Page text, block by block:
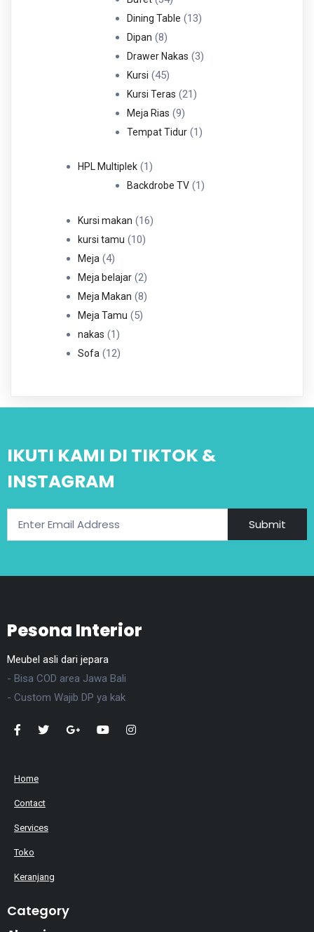
Produk
Dining Table 1313
Dipan 88
Produk
Drawer Nakas 33
Kursi 4545
Produk
Kursi Teras 2121
Meja Rias 99
Produk
Tempat Tidur 11
HPL Multiplek 11
Produk
Backdrobe TV 11
Kursi makan 1616
kursi tamu 1010
Meja 44
Produk
Meja belajar 22
Produk
Meja Makan 88
Meja Tamu 55
nakas 11
Produk
Sofa 1212
IKUTI KAMI DI TIKTOK &
INSTAGRAM
Submit
Pesona Interior
Meubel asli dari jepara
- Bisa COD area Jawa Bali
- Custom Wajib DP ya kak
Home
Contact
Services
Toko
Keranjang
Category